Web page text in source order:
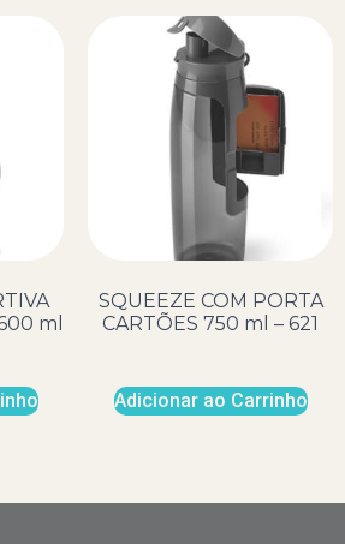
ml
SQUEEZE COM PORTA
CARTÕES 750 ml – 621
Adicionar ao Carrinho